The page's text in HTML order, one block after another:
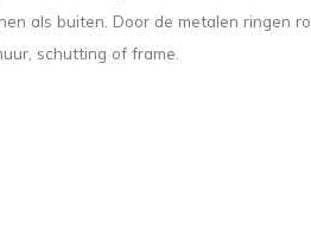
als buiten. Door de metalen ringen
schutting of frame.